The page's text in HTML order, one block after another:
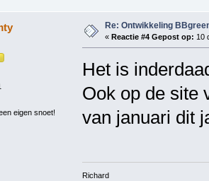
eigen snoet!
Re: Ontwikkeling
« Reactie #4 Gepost op: 10
Het is
Ook op de site
van januari dit
Richard